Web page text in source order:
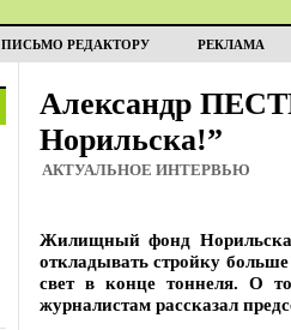
ПИСЬМО РЕДАКТОРУ РЕКЛАМА
Александр
Норильска!”
АКТУАЛЬНОЕ ИНТЕРВЬЮ
Жилищный фонд Норильска
откладывать стройку
свет в конце тоннеля. О
журналистам рассказал